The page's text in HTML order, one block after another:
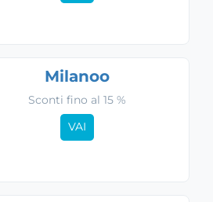
Milanoo
Sconti fino al 15 %
VAI